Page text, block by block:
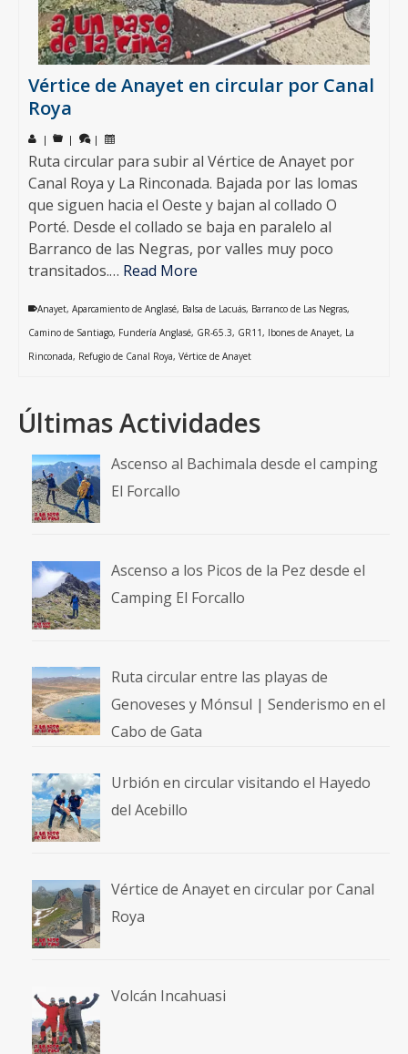
Vértice de Anayet en circular por Canal
Roya
| | |
Ruta circular para subir al Vértice de Anayet por
Canal Roya y La Rinconada. Bajada por las lomas
que siguen hacia el Oeste y bajan al collado O
Porté. Desde el collado se baja en paralelo al
Barranco de las Negras, por valles muy poco
transitados.… Read More
Anayet, Aparcamiento de Anglasé, Balsa de Lacuás, Barranco de Las Negras,
Camino de Santiago, Fundería Anglasé, GR-65.3, GR11, Ibones de Anayet, La
Rinconada, Refugio de Canal Roya, Vértice de Anayet
Últimas Actividades
Ascenso al Bachimala desde el camping
El Forcallo
Ascenso a los Picos de la Pez desde el
Camping El Forcallo
Ruta circular entre las playas de
Genoveses y Mónsul | Senderismo en el
Cabo de Gata
Urbión en circular visitando el Hayedo
del Acebillo
Vértice de Anayet en circular por Canal
Roya
Volcán Incahuasi